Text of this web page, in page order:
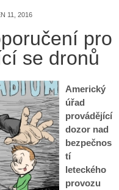
11, 2016
pro
se dronů
Americký
úřad
provádějící
dozor nad
bezpečnos
tí
leteckého
provozu